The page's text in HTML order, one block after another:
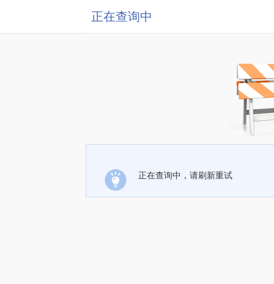
正在查询中
正在查询中，请刷新重试